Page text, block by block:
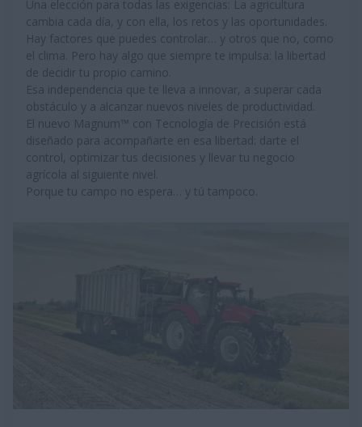
Una elección para todas las exigencias: La agricultura
cambia cada día, y con ella, los retos y las oportunidades.
Hay factores que puedes controlar… y otros que no, como
el clima. Pero hay algo que siempre te impulsa: la libertad
de decidir tu propio camino.
Esa independencia que te lleva a innovar, a superar cada
obstáculo y a alcanzar nuevos niveles de productividad.
El nuevo Magnum™️ con Tecnología de Precisión está
diseñado para acompañarte en esa libertad: darte el
control, optimizar tus decisiones y llevar tu negocio
agrícola al siguiente nivel.
Porque tu campo no espera… y tú tampoco.